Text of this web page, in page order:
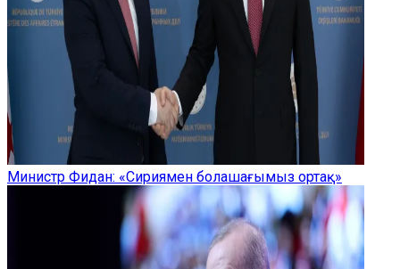
Министр Фидан: «Сириямен болашағымыз ортақ»